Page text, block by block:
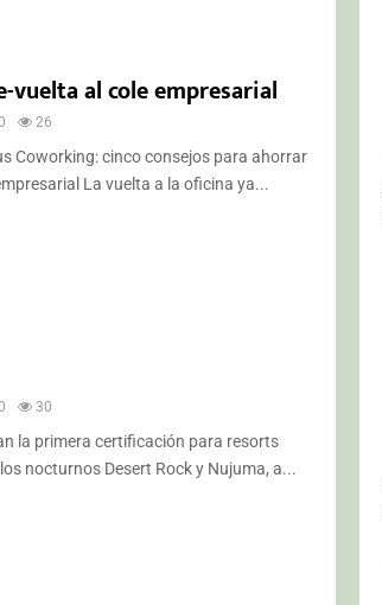
vuelta al cole empresarial
26
Coworking: cinco consejos para ahorrar
La vuelta a la oficina ya...
30
la primera certificación para resorts
nocturnos Desert Rock y Nujuma, a...